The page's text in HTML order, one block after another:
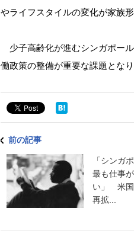
やライフスタイルの変化が家族
少子高齢化が進むシンガポー
働政策の整備が重要な課題となり
前の記事
「シンガ
最も仕事
い」 米国
再拡...